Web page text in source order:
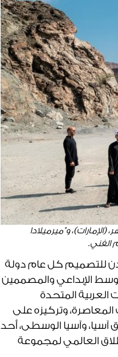
و”ميرميلادا
الفني.
للتصميم كل عام دولة
الإبداعي والمصممين
المتحدة
وتركيزه على
آسيا، وآسيا الوسطى، أحد
العالمي لمجموعة